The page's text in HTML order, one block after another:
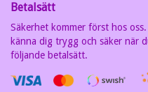
Betalsätt
Säkerhet kommer först hos
känna dig trygg och säker när
följande betalsätt.